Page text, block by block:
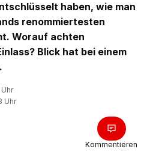
haben, wie man
renommiertesten
Worauf achten
Blick hat bei einem
Uhr
Kommentieren